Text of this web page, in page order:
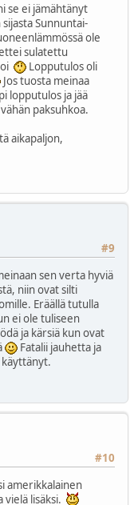
se ei jämähtänyt
Sunnuntai-
ole
sulatettu
Lopputulos oli
Jos tuosta meinaa
lopputulos ja jää
paksuhkoa.
aikapaljon,
#9
sen verta hyviä
niin ovat silti
Eräällä tutulla
ei ole tuliseen
ja kärsiä kun ovat
Fatalii jauhetta ja
käyttänyt.
#10
amerikkalainen
vielä lisäksi.